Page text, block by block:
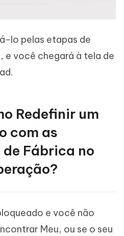
lo pelas etapas de
e você chegará à tela de
Redefinir um
com as
Fábrica no
e você não
Meu, ou se o seu